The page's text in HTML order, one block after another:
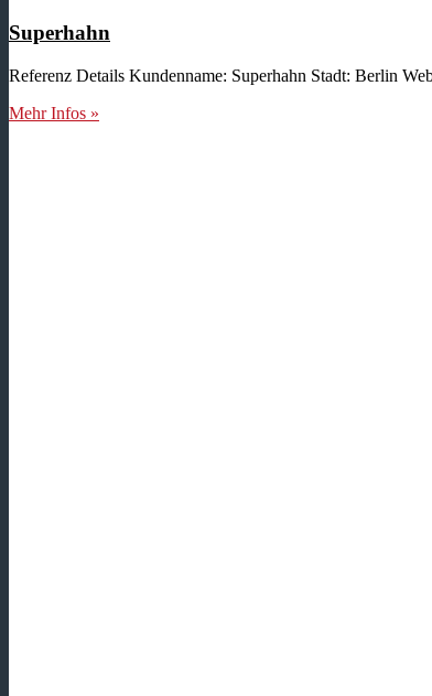
Superhahn
Referenz Details Kundenname: Superhahn Stadt: Berlin
Mehr Infos »